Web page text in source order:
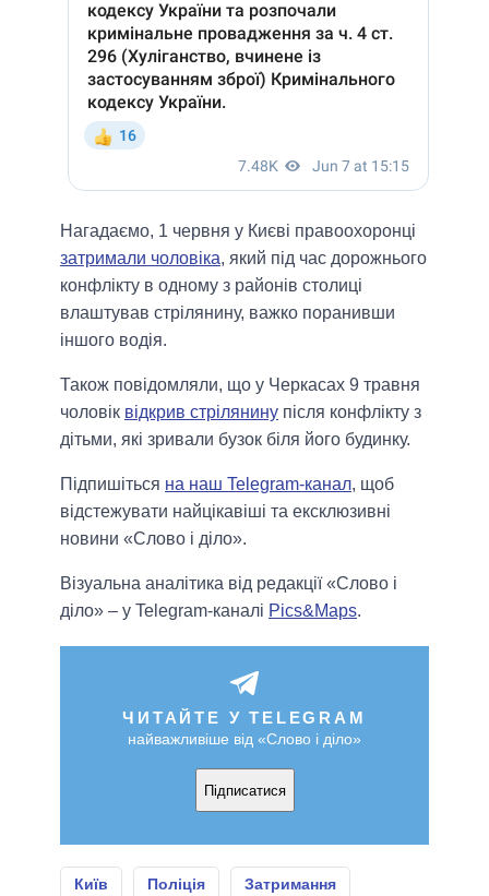
Нагадаємо, 1 червня у Києві правоохоронці
затримали чоловіка, який під час дорожнього
конфлікту в одному з районів столиці
влаштував стрілянину, важко поранивши
іншого водія.
Також повідомляли, що у Черкасах 9 травня
чоловік відкрив стрілянину після конфлікту з
дітьми, які зривали бузок біля його будинку.
Підпишіться на наш Telegram-канал, щоб
відстежувати найцікавіші та ексклюзивні
новини «Слово і діло».
Візуальна аналітика від редакції «Слово і
діло» – у Telegram-каналі Pics&Maps.
ЧИТАЙТЕ У TELEGRAM
найважливіше від «Слово і діло»
Підписатися
Київ Поліція Затримання